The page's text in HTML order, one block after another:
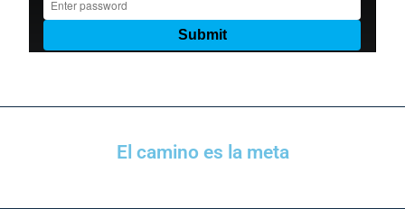
El camino es la meta